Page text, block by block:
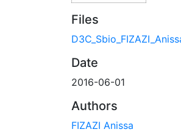
Files
Date
2016-06-01
Authors
FIZAZI Anissa